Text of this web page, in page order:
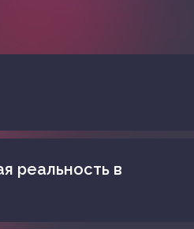
реальность в